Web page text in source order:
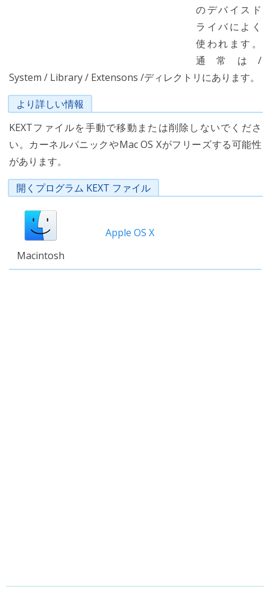
のデバイスド
ライバによく
使われます。
通常は/
System / Library / Extensons /ディレクトリにあります。
より詳しい情報
KEXTファイルを手動で移動または削除しないでくださ
い。カーネルパニックやMac OS Xがフリーズする可能性
があります。
開くプログラム KEXT ファイル
Macintosh
Apple OS X